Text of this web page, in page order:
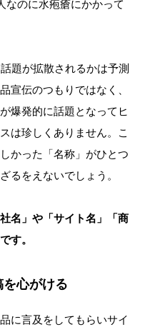
なのに水疱瘡にかかって
題が拡散されるかは予測
宣伝のつもりではなく、
爆発的に話題となってヒ
は珍しくありません。こ
かった「名称」がひとつ
るをえないでしょう。
名」や「サイト名」「商
す。
心がける
に言及をしてもらいサイ